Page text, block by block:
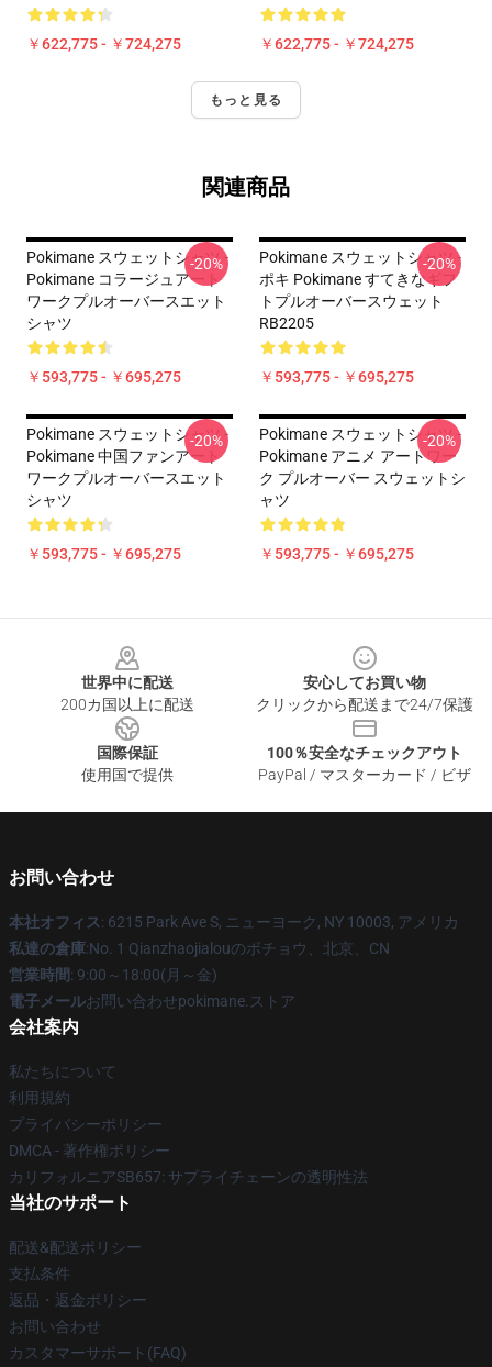
￥622,775 - ￥724,275 ￥622,775 - ￥724,275
もっと見る
関連商品
Pokimane スウェットシャツ -
Pokimane コラージュアート
ワークプルオーバースエット
シャツ
￥593,775 - ￥695,275
-20%
Pokimane スウェットシャツ -
ポキ Pokimane すてきなギフ
トプルオーバースウェット
RB2205
￥593,775 - ￥695,275
-20%
Pokimane スウェットシャツ -
Pokimane 中国ファンアート
ワークプルオーバースエット
シャツ
￥593,775 - ￥695,275
-20%
Pokimane スウェットシャツ -
Pokimane アニメ アートワー
ク プルオーバー スウェットシ
ャツ
￥593,775 - ￥695,275
-20%
世界中に配送
200カ国以上に配送
安心してお買い物
クリックから配送まで24/7保護
国際保証
使用国で提供
100％安全なチェックアウト
PayPal / マスターカード / ビザ
お問い合わせ
本社オフィス: 6215 Park Ave S, ニューヨーク, NY 10003, アメリカ
私達の倉庫:No. 1 Qianzhaojialouのボチョウ、北京、CN
営業時間: 9:00～18:00(月～金)
電子メールお問い合わせpokimane.ストア
会社案内
私たちについて
利用規約
プライバシーポリシー
DMCA - 著作権ポリシー
カリフォルニアSB657: サプライチェーンの透明性法
当社のサポート
配送&配送ポリシー
支払条件
返品・返金ポリシー
お問い合わせ
カスタマーサポート(FAQ)